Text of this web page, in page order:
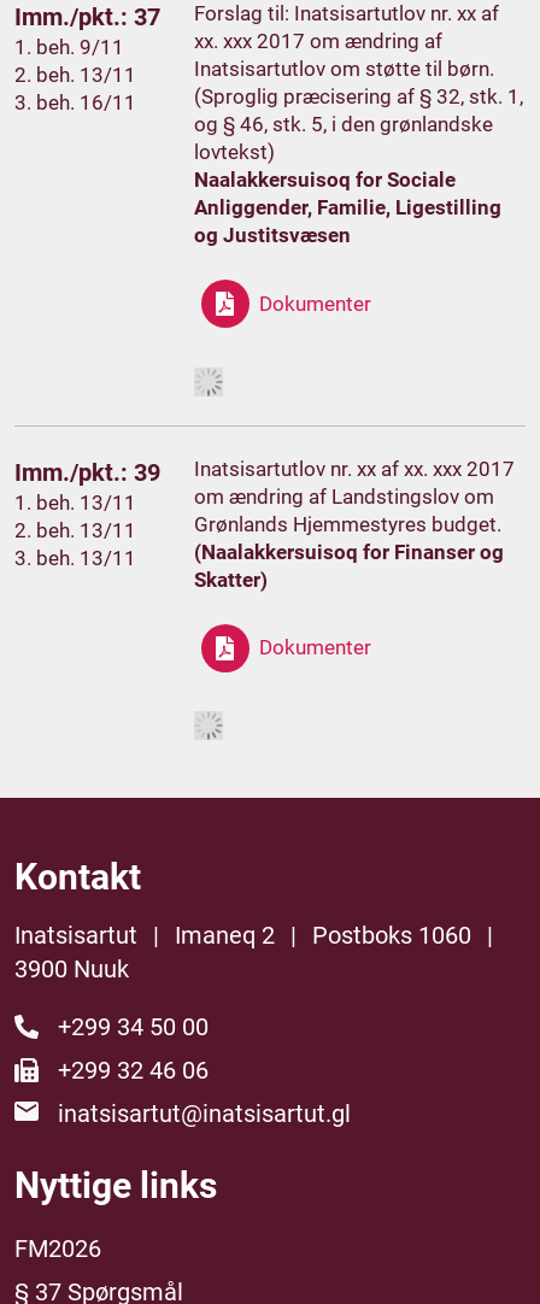
Imm./pkt.: 37
1. beh. 9/11
2. beh. 13/11
3. beh. 16/11
Forslag til: Inatsisartutlov nr. xx af
xx. xxx 2017 om ændring af
Inatsisartutlov om støtte til børn.
(Sproglig præcisering af § 32, stk. 1,
og § 46, stk. 5, i den grønlandske
lovtekst)
Naalakkersuisoq for Sociale
Anliggender, Familie, Ligestilling
og Justitsvæsen
Dokumenter
Imm./pkt.: 39
1. beh. 13/11
2. beh. 13/11
3. beh. 13/11
Inatsisartutlov nr. xx af xx. xxx 2017
om ændring af Landstingslov om
Grønlands Hjemmestyres budget.
(Naalakkersuisoq for Finanser og
Skatter)
Dokumenter
Kontakt
Inatsisartut | Imaneq 2 | Postboks 1060
|
3900 Nuuk
+299 34 50 00
+299 32 46 06
inatsisartut@inatsisartut.gl
Nyttige links
FM2026
§ 37 Spørgsmål